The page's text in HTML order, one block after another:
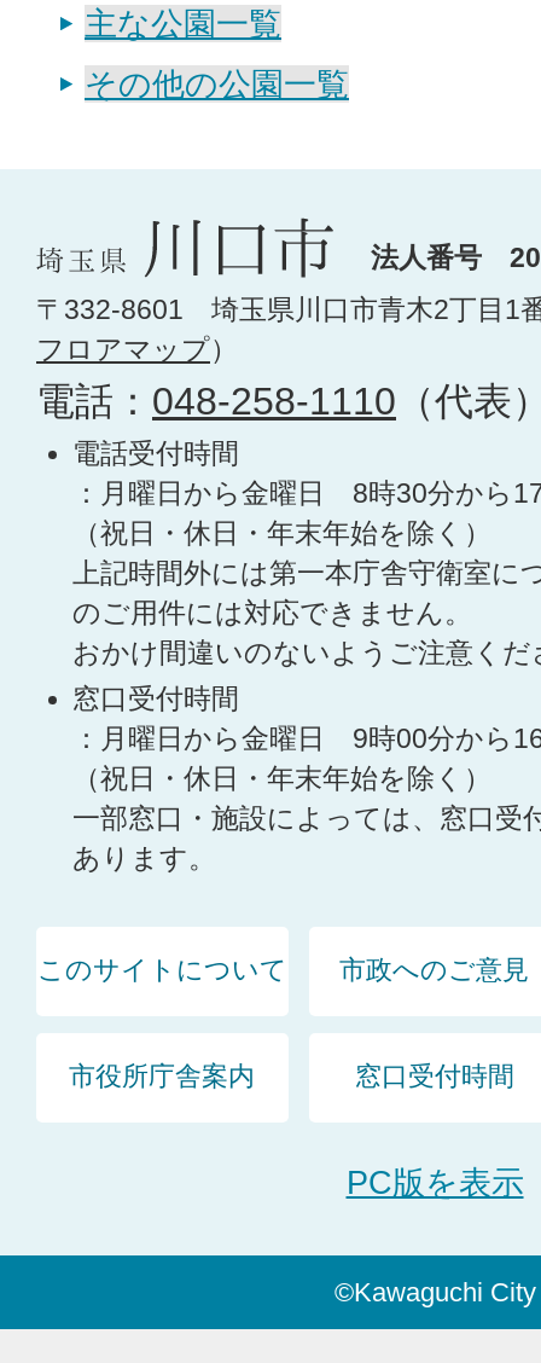
主な公園一覧
その他の公園一覧
法人番号
〒332-8601 埼玉県川口市青木2丁目1
フロアマップ）
電話： 048-258-1110 （代表
電話受付時間
：月曜日から金曜日 8時30分から
（祝日・休日・年末年始を除く）
上記時間外には第一本庁舎守衛室に
のご用件には対応できません。
おかけ間違いのないようご注意くだ
窓口受付時間
：月曜日から金曜日 9時00分から
（祝日・休日・年末年始を除く）
一部窓口・施設によっては、窓口受
あります。
このサイトについて 市政へのご意見
市役所庁舎案内 窓口受付時間
PC版を表示
©Kawaguchi City